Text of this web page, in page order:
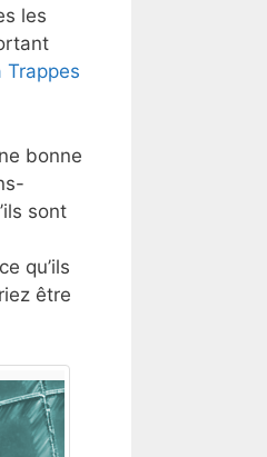
les
Trappes
bonne
sont
qu’ils
être